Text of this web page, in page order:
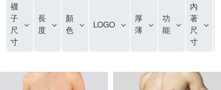
襪
子
尺
寸
長
度
顏
色
LOGO
厚
薄
功
能
內
著
尺
寸